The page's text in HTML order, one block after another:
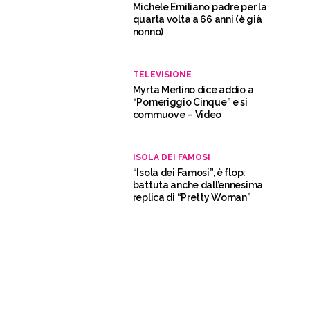
Michele Emiliano padre per la
quarta volta a 66 anni (è già
nonno)
TELEVISIONE
Myrta Merlino dice addio a
“Pomeriggio Cinque” e si
commuove – Video
ISOLA DEI FAMOSI
“Isola dei Famosi”, è flop:
battuta anche dall’ennesima
replica di “Pretty Woman”